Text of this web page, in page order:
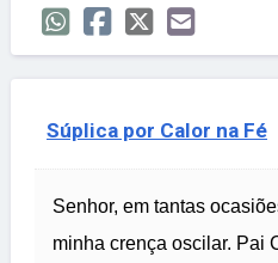
Súplica por Calor na Fé
Senhor, em tantas
minha crença oscilar. Pai